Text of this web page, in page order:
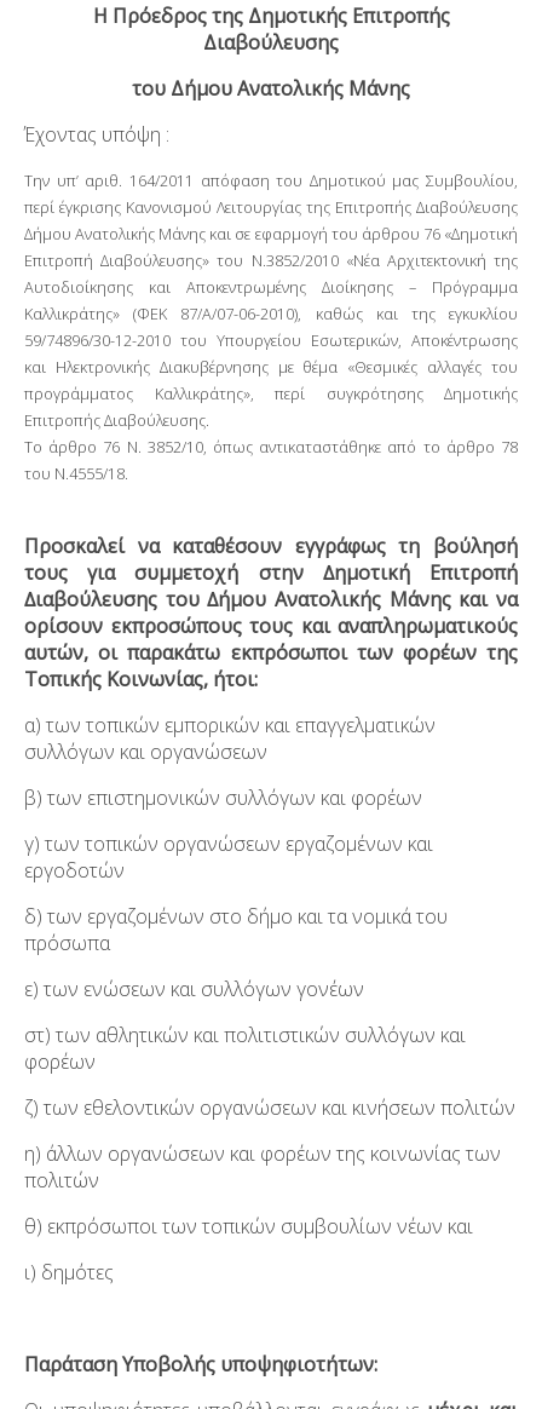
Η Πρόεδρος της Δημοτικής Επιτροπής
Διαβούλευσης
του Δήμου Ανατολικής Μάνης
Έχοντας υπόψη :
Την υπ’ αριθ. 164/2011 απόφαση του ∆ηµοτικού µας Συµβουλίου,
περί έγκρισης Κανονισµού Λειτουργίας της Επιτροπής ∆ιαβούλευσης
∆ήμου Ανατολικής Μάνης και σε εφαρµογή του άρθρου 76 «∆ηµοτική
Επιτροπή ∆ιαβούλευσης» του Ν.3852/2010 «Νέα Αρχιτεκτονική της
Αυτοδιοίκησης και Αποκεντρωµένης ∆ιοίκησης – Πρόγραµµα
Καλλικράτης» (ΦΕΚ 87/Α/07-06-2010), καθώς και της εγκυκλίου
59/74896/30-12-2010 του Υπουργείου Εσωτερικών, Αποκέντρωσης
και Ηλεκτρονικής ∆ιακυβέρνησης µε θέµα «Θεσµικές αλλαγές του
προγράµµατος Καλλικράτης», περί συγκρότησης ∆ηµοτικής
Επιτροπής ∆ιαβούλευσης.
Το άρθρο 76 Ν. 3852/10, όπως αντικαταστάθηκε από το άρθρο 78
του Ν.4555/18.
Προσκαλεί να καταθέσουν εγγράφως τη βούλησή
τους για συµµετοχή στην ∆ηµοτική Επιτροπή
∆ιαβούλευσης του ∆ήµου Ανατολικής Μάνης και να
ορίσουν εκπροσώπους τους και αναπληρωµατικούς
αυτών, οι παρακάτω εκπρόσωποι των φορέων της
Τοπικής Κοινωνίας, ήτοι:
α) των τοπικών εμπορικών και επαγγελματικών
συλλόγων και οργανώσεων
β) των επιστημονικών συλλόγων και φορέων
γ) των τοπικών οργανώσεων εργαζομένων και
εργοδοτών
δ) των εργαζομένων στο δήμο και τα νομικά του
πρόσωπα
ε) των ενώσεων και συλλόγων γονέων
στ) των αθλητικών και πολιτιστικών συλλόγων και
φορέων
ζ) των εθελοντικών οργανώσεων και κινήσεων πολιτών
η) άλλων οργανώσεων και φορέων της κοινωνίας των
πολιτών
θ) εκπρόσωποι των τοπικών συμβουλίων νέων και
ι) δημότες
Παράταση Υποβολής υποψηφιοτήτων: